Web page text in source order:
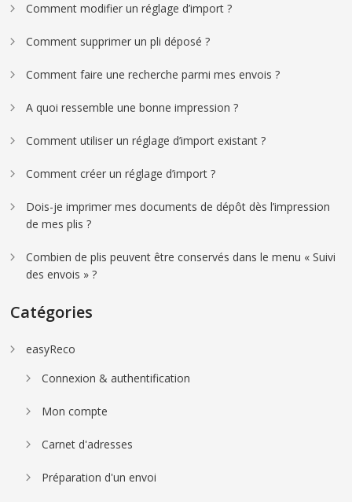
Comment modifier un réglage d’import ?
Comment supprimer un pli déposé ?
Comment faire une recherche parmi mes envois ?
A quoi ressemble une bonne impression ?
Comment utiliser un réglage d’import existant ?
Comment créer un réglage d’import ?
Dois-je imprimer mes documents de dépôt dès l’impression
de mes plis ?
Combien de plis peuvent être conservés dans le menu « Suivi
des envois » ?
Catégories
easyReco
Connexion & authentification
Mon compte
Carnet d'adresses
Préparation d'un envoi